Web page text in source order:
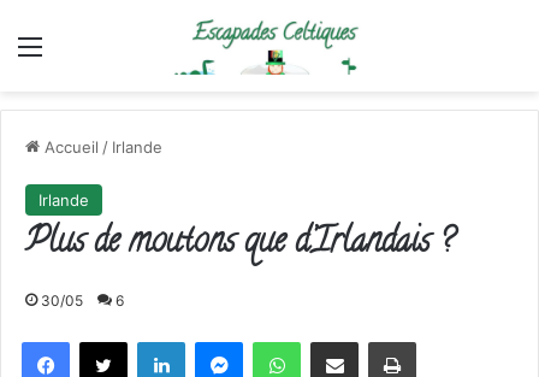
Menu
Accueil / Irlande
Irlande
Plus de moutons que d’Irlandais ?
30/05 6
Facebook
X LinkedinMessengerWhatsAppPartager par email Imprimer